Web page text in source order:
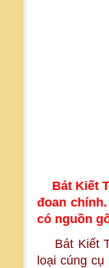
Bát Kiết
đoan
có nguồn
Bát Kiết
loại cúng